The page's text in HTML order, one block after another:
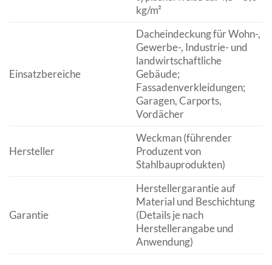
kg/m²
Einsatzbereiche
Dacheindeckung für Wohn-,
Gewerbe-, Industrie- und
landwirtschaftliche
Gebäude;
Fassadenverkleidungen;
Garagen, Carports,
Vordächer
Hersteller
Weckman (führender
Produzent von
Stahlbauprodukten)
Garantie
Herstellergarantie auf
Material und Beschichtung
(Details je nach
Herstellerangabe und
Anwendung)